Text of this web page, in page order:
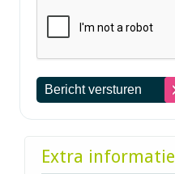
Extra informatie